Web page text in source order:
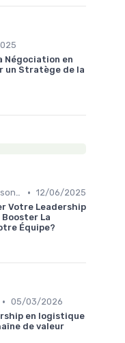
Négociation en
un Stratège de la
Développement personnel • 12/06/2025
Votre Leadership
La
Équipe?
• 05/03/2026
en logistique
de valeur